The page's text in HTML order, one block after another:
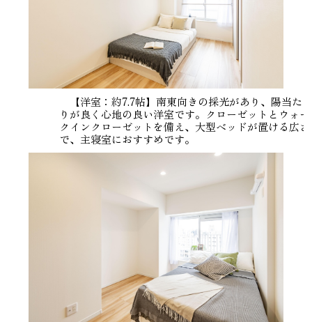
【洋室：約7.7帖】南東向きの採光があり、陽当た
りが良く心地の良い洋室です。クローゼットとウォー
クインクローゼットを備え、大型ベッドが置ける広さ
で、主寝室におすすめです。